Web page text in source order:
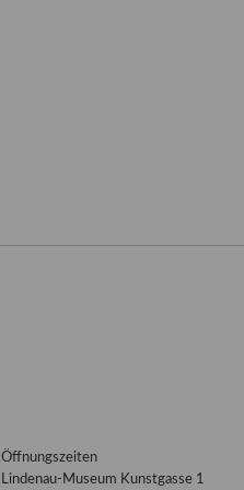
Öffnungszeiten
Lindenau-Museum Kunstgasse 1